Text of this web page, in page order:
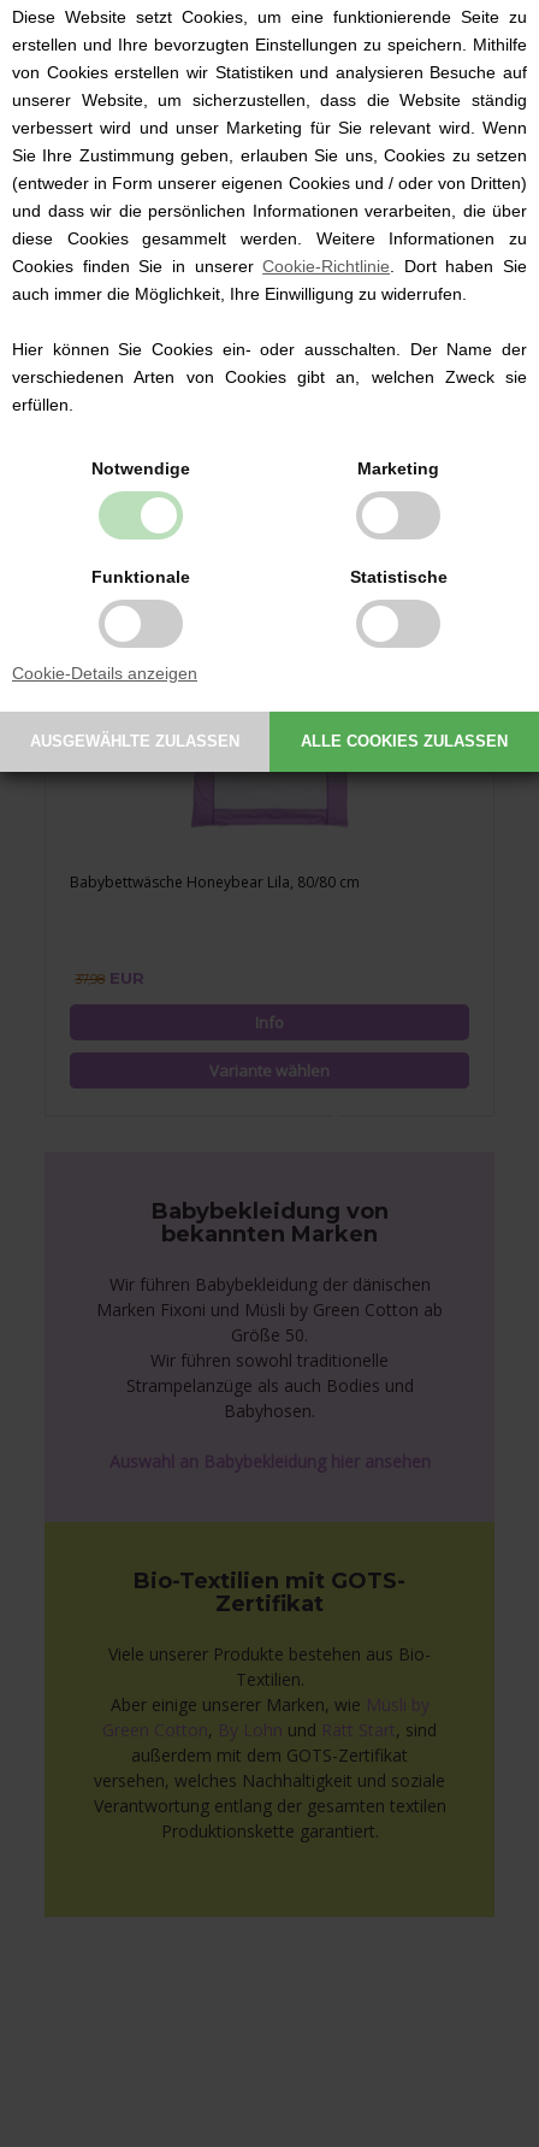
Diese Website setzt Cookies, um eine funktionierende Seite zu
erstellen und Ihre bevorzugten Einstellungen zu speichern. Mithilfe
von Cookies erstellen wir Statistiken und analysieren Besuche auf
unserer Website, um sicherzustellen, dass die Website ständig
verbessert wird und unser Marketing für Sie relevant wird. Wenn
Sie Ihre Zustimmung geben, erlauben Sie uns, Cookies zu setzen
(entweder in Form unserer eigenen Cookies und / oder von Dritten)
und dass wir die persönlichen Informationen verarbeiten, die über
diese Cookies gesammelt werden. Weitere Informationen zu
Cookies finden Sie in unsererCookie-Richtlinie . Dort haben Sie
auch immer die Möglichkeit, Ihre Einwilligung zu widerrufen.
Hier können Sie Cookies ein- oder ausschalten. Der Name der
verschiedenen Arten von Cookies gibt an, welchen Zweck sie
erfüllen.
Notwendige Marketing
Funktionale Statistische
Cookie-Details anzeigen
Weitere Geschenkinspirationen
Babybettwäsche Honeybear Lila, 80/80 cm
37,98 EUR
Babybekleidung von
bekannten Marken
Wir führen Babybekleidung der dänischen
Marken Fixoni und Müsli by Green Cotton ab
Größe 50.
Wir führen sowohl traditionelle
Strampelanzüge als auch Bodies und
Babyhosen.
Auswahl an Babybekleidung hier ansehen
Bio-Textilien mit GOTS-
Zertifikat
Viele unserer Produkte bestehen aus Bio-
Textilien.
Aber einige unserer Marken, wie Müsli by
Green Cotton, By Lohn und Rätt Start, sind
außerdem mit dem GOTS-Zertifikat
versehen, welches Nachhaltigkeit und soziale
Verantwortung entlang der gesamten textilen
Produktionskette garantiert.